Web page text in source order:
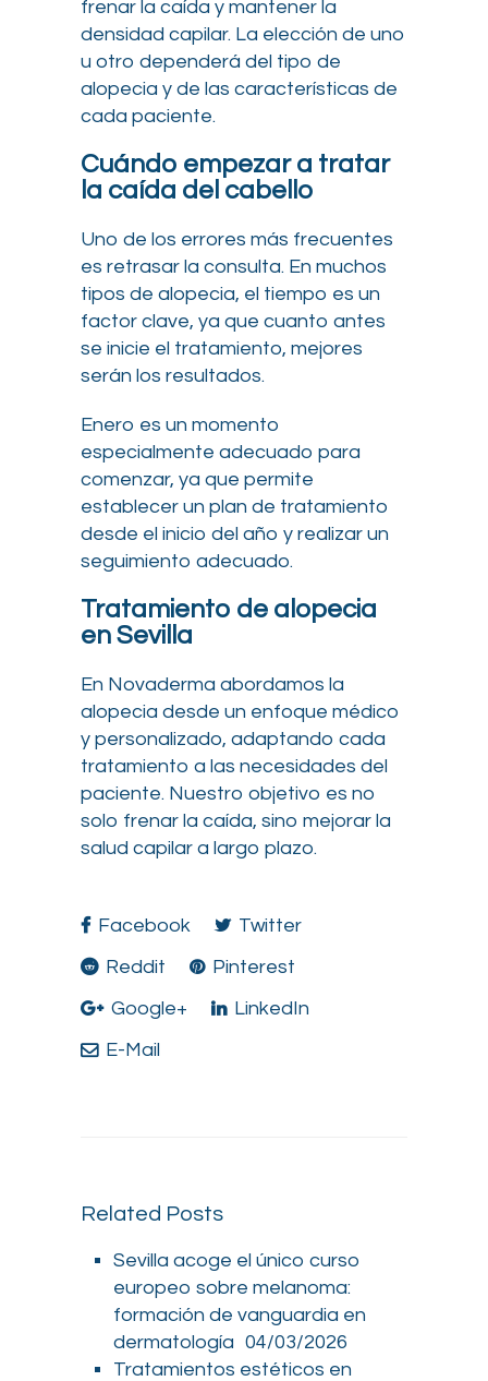
frenar la caída y mantener la
densidad capilar. La elección de uno
u otro dependerá del tipo de
alopecia y de las características de
cada paciente.
Cuándo empezar a tratar
la caída del cabello
Uno de los errores más frecuentes
es retrasar la consulta. En muchos
tipos de alopecia, el tiempo es un
factor clave, ya que cuanto antes
se inicie el tratamiento, mejores
serán los resultados.
Enero es un momento
especialmente adecuado para
comenzar, ya que permite
establecer un plan de tratamiento
desde el inicio del año y realizar un
seguimiento adecuado.
Tratamiento de alopecia
en Sevilla
En Novaderma abordamos la
alopecia desde un enfoque médico
y personalizado, adaptando cada
tratamiento a las necesidades del
paciente. Nuestro objetivo es no
solo frenar la caída, sino mejorar la
salud capilar a largo plazo.
Facebook
Twitter
Reddit
Pinterest
Google+
LinkedIn
E-Mail
Related Posts
Sevilla acoge el único curso
europeo sobre melanoma:
formación de vanguardia en
dermatología 04/03/2026
Tratamientos estéticos en